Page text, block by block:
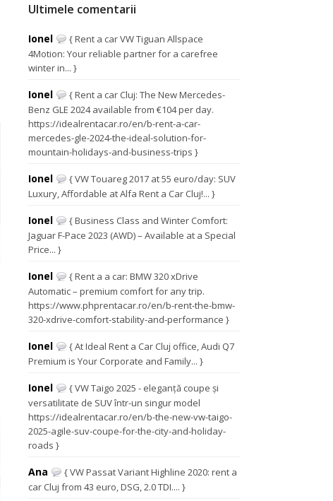
Ultimele comentarii
Ionel
{ Rent a car VW Tiguan Allspace
4Motion: Your reliable partner for a carefree
winter in... }
Ionel
{ Rent a car Cluj: The New Mercedes-
Benz GLE 2024 available from €104 per day.
https://idealrentacar.ro/en/b-rent-a-car-
mercedes-gle-2024-the-ideal-solution-for-
mountain-holidays-and-business-trips }
Ionel
{ VW Touareg 2017 at 55 euro/day: SUV
Luxury, Affordable at Alfa Rent a Car Cluj!... }
Ionel
{ Business Class and Winter Comfort:
Jaguar F-Pace 2023 (AWD) – Available at a Special
Price... }
Ionel
{ Rent a a car: BMW 320 xDrive
Automatic – premium comfort for any trip.
https://www.phprentacar.ro/en/b-rent-the-bmw-
320-xdrive-comfort-stability-and-performance }
Ionel
{ At Ideal Rent a Car Cluj office, Audi Q7
Premium is Your Corporate and Family... }
Ionel
{ VW Taigo 2025 - eleganță coupe și
versatilitate de SUV într-un singur model
https://idealrentacar.ro/en/b-the-new-vw-taigo-
2025-agile-suv-coupe-for-the-city-and-holiday-
roads }
Ana
{ VW Passat Variant Highline 2020: rent a
car Cluj from 43 euro, DSG, 2.0 TDI.... }